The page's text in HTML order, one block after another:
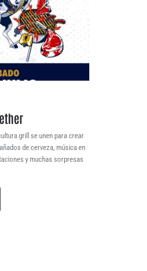
grill se unen para crear
de cerveza, música en
y muchas sorpresas